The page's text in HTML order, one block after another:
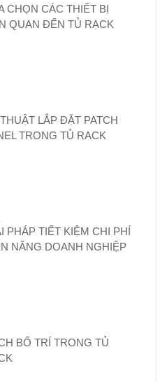
CHỌN CÁC THIẾT BỊ
QUAN ĐẾN TỦ RẠCK
LẮP ĐẶT PATCH
TRONG TỦ RACK
PHÁP TIẾT KIỆM CHI PHÍ
NĂNG DOANH NGHIỆP
BỐ TRÍ TRONG TỦ